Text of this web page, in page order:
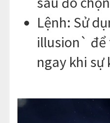
Lệnh: Sử
illusion` để
ngay khi